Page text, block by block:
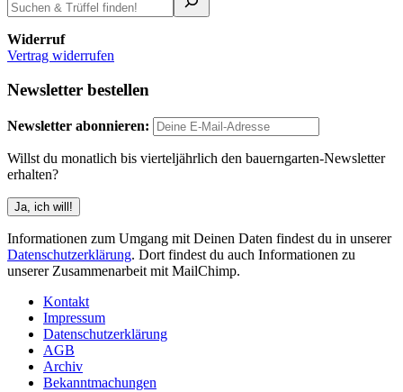
Widerruf
Vertrag widerrufen
Newsletter bestellen
Newsletter abonnieren:
Willst du monatlich bis vierteljährlich den bauerngarten-Newsletter
erhalten?
Informationen zum Umgang mit Deinen Daten findest du in unserer
Datenschutzerklärung. Dort findest du auch Informationen zu
unserer Zusammenarbeit mit MailChimp.
Kontakt
Impressum
Datenschutzerklärung
AGB
Archiv
Bekanntmachungen